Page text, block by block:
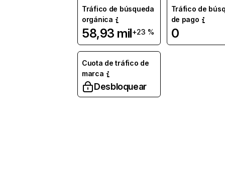
Tráfico de búsqueda
orgánica
58,93 mil+23 %
Tráfico de
de pago
0
Cuota de tráfico de
marca
Desbloquear